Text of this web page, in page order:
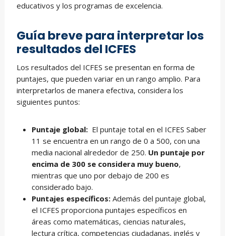
educativos y los programas de excelencia.
Guía breve para interpretar los
resultados del ICFES
Los resultados del ICFES se presentan en forma de
puntajes, que pueden variar en un rango amplio. Para
interpretarlos de manera efectiva, considera los
siguientes puntos:
Puntaje global: El puntaje total en el ICFES Saber
11 se encuentra en un rango de 0 a 500, con una
media nacional alrededor de 250. Un puntaje por
encima de 300 se considera muy bueno,
mientras que uno por debajo de 200 es
considerado bajo.
Puntajes específicos:Además del puntaje global,
el ICFES proporciona puntajes específicos en
áreas como matemáticas, ciencias naturales,
lectura crítica, competencias ciudadanas, inglés y